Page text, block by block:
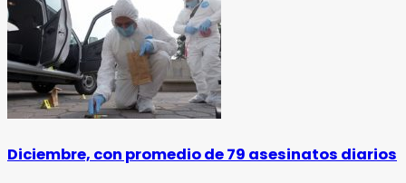
Diciembre, con promedio de 79 asesinatos diarios